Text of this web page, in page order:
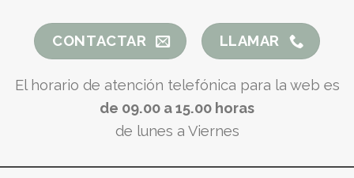
CONTACTAR LLAMAR
El horario de atención telefónica para la web es
de 09.00 a 15.00 horas
de lunes a Viernes